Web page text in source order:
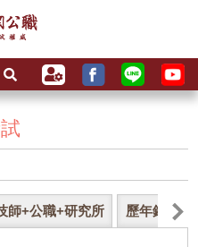
師+公職+研究所 歷年錄取率